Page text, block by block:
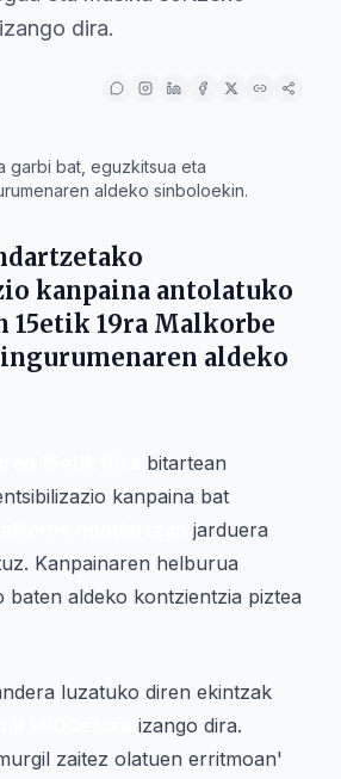
dira.
garbi bat, eguzkitsua eta
aldeko sinboloekin.
kanpaina antolatuko
15etik 19ra Malkorbe
aldeko
bitartean
kanpaina bat
jarduera
Kanpainaren helburua
baten aldeko kontzientzia piztea
luzatuko diren ekintzak
izango dira.
zaitez olatuen erritmoan'